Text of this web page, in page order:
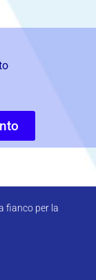
fianco per la